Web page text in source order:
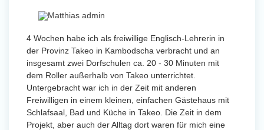
4 Wochen habe ich als freiwillige Englisch-Lehrerin in
der Provinz Takeo in Kambodscha verbracht und an
insgesamt zwei Dorfschulen ca. 20 - 30 Minuten mit
dem Roller außerhalb von Takeo unterrichtet.
Untergebracht war ich in der Zeit mit anderen
Freiwilligen in einem kleinen, einfachen Gästehaus mit
Schlafsaal, Bad und Küche in Takeo. Die Zeit in dem
Projekt, aber auch der Alltag dort waren für mich eine